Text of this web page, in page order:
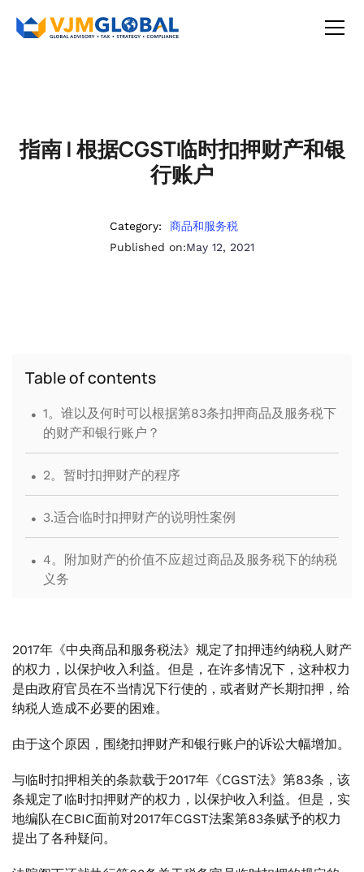
指南 | 根据CGST临时扣押财产和银
行账户
Category:
商品和服务税
Published on:May 12, 2021
Table of contents
. 1。谁以及何时可以根据第83条扣押商品及服务税下
的财产和银行账户？
. 2。暂时扣押财产的程序
. 3.适合临时扣押财产的说明性案例
. 4。附加财产的价值不应超过商品及服务税下的纳税
义务
. 6。在扣押期内完成裁决和调查
. 7。如果是共同所有权，则扣押财产
. 8。免于扣押的财产。
. 9。结论
2017年《中央商品和服务税法》规定了扣押违约纳税人财产
的权力，以保护收入利益。但是，在许多情况下，这种权力
是由政府官员在不当情况下行使的，或者财产长期扣押，给
纳税人造成不必要的困难。
由于这个原因，围绕扣押财产和银行账户的诉讼大幅增加。
与临时扣押相关的条款载于2017年《CGST法》第83条，该
条规定了临时扣押财产的权力，以保护收入利益。但是，实
地编队在CBIC面前对2017年CGST法案第83条赋予的权力
提出了各种疑问。